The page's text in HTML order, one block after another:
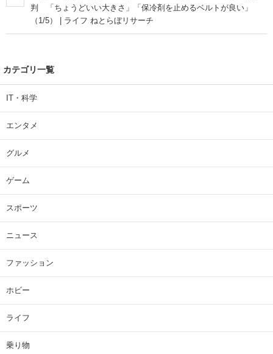
判 「ちょうどいい大きさ」「保冷剤を止めるベルトが良い」
（1/5） | ライフ ねとらぼリサーチ
カテゴリ一覧
IT・科学
エンタメ
グルメ
ゲーム
スポーツ
ニュース
ファッション
ホビー
ライフ
乗り物